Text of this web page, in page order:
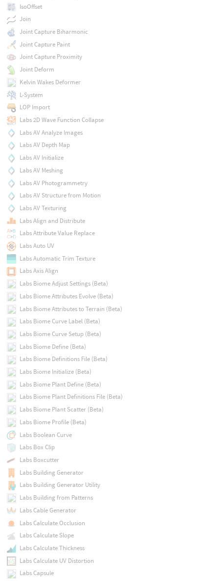
IsoOffset
Join
Joint Capture Biharmonic
Joint Capture Paint
Joint Capture Proximity
Joint Deform
Kelvin Wakes Deformer
L-System
LOP Import
Labs 2D Wave Function Collapse
Labs AV Analyze Images
Labs AV Depth Map
Labs AV Initialize
Labs AV Meshing
Labs AV Photogrammetry
Labs AV Structure from Motion
Labs AV Texturing
Labs Align and Distribute
Labs Attribute Value Replace
Labs Auto UV
Labs Automatic Trim Texture
Labs Axis Align
Labs Biome Adjust Settings (Beta)
Labs Biome Attributes Evolve (Beta)
Labs Biome Attributes to Terrain (Beta)
Labs Biome Curve Label (Beta)
Labs Biome Curve Setup (Beta)
Labs Biome Define (Beta)
Labs Biome Definitions File (Beta)
Labs Biome Initialize (Beta)
Labs Biome Plant Define (Beta)
Labs Biome Plant Definitions File (Beta)
Labs Biome Plant Scatter (Beta)
Labs Biome Profile (Beta)
Labs Boolean Curve
Labs Box Clip
Labs Boxcutter
Labs Building Generator
Labs Building Generator Utility
Labs Building from Patterns
Labs Cable Generator
Labs Calculate Occlusion
Labs Calculate Slope
Labs Calculate Thickness
Labs Calculate UV Distortion
Labs Capsule